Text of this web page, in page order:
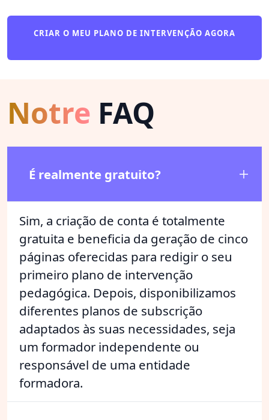
CRIAR O MEU PLANO DE INTERVENÇÃO AGORA
Notre FAQ
É realmente gratuito?
Sim, a criação de conta é totalmente
gratuita e beneficia da geração de cinco
páginas oferecidas para redigir o seu
primeiro plano de intervenção
pedagógica. Depois, disponibilizamos
diferentes planos de subscrição
adaptados às suas necessidades, seja
um formador independente ou
responsável de uma entidade
formadora.